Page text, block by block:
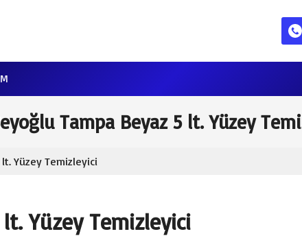
Tampa Beyaz 5 lt. Yüzey
Yüzey Temizleyici
Yüzey Temizleyici